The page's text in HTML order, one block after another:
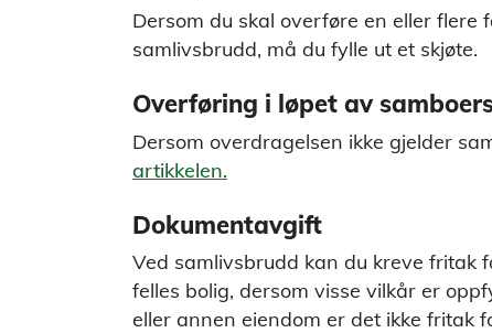
Dersom du skal overføre en eller flere
samlivsbrudd, må du fylle ut et skjøte.
Overføring i løpet av
Dersom overdragelsen ikke gjelder
artikkelen.
Dokumentavgift
Ved samlivsbrudd kan du kreve fritak
felles bolig, dersom visse vilkår er
eller annen eiendom er det ikke fritak